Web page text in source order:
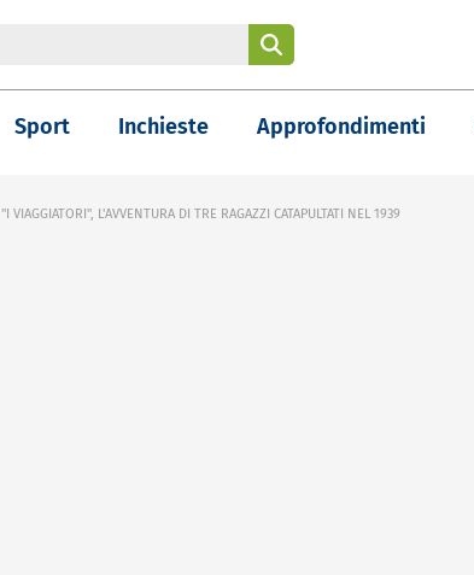
Sport Inchieste Approfondimenti
"I VIAGGIATORI", L'AVVENTURA DI TRE RAGAZZI CATAPULTATI NEL 1939